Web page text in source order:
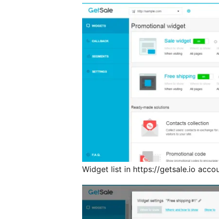
Widget list in https://getsale.io